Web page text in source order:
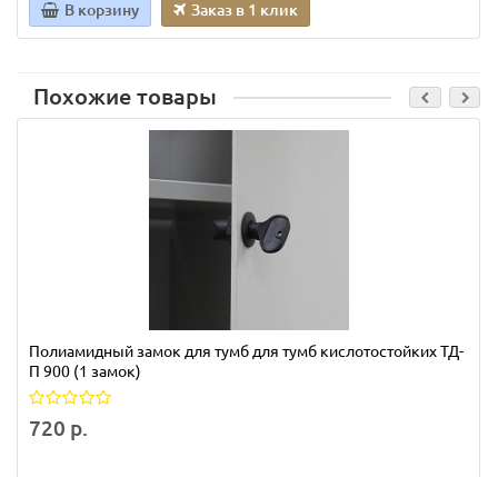
В корзину Заказ в 1 клик
Похожие товары
Полиамидный замок для тумб для тумб кислотостойких ТД-
П 900 (1 замок)
720 р.